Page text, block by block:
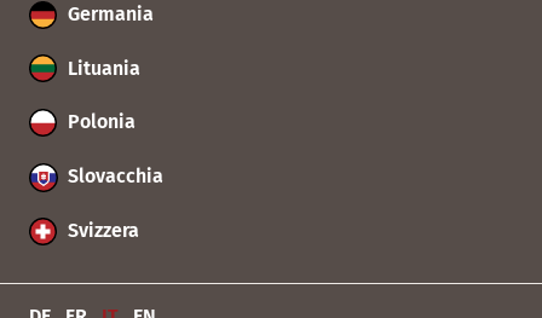
Germania
Lituania
Polonia
Slovacchia
Svizzera